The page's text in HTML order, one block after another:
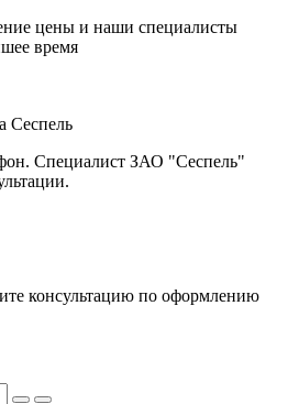
цены и наши специалисты
время
Сеспель
Специалист ЗАО "Сеспель"
консультацию по оформлению